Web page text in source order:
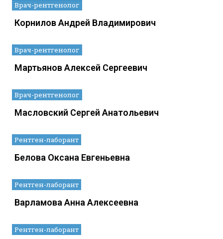
Врач-рентгенолог
Корнилов Андрей Владимирович
Врач-рентгенолог
Мартьянов Алексей Сергеевич
Врач-рентгенолог
Масловский Сергей Анатольевич
Рентген-лаборант
Белова Оксана Евгеньевна
Рентген-лаборант
Варламова Анна Алексеевна
Рентген-лаборант